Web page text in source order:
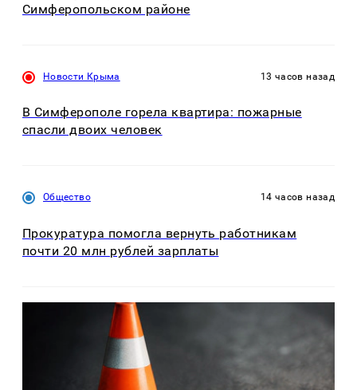
Симферопольском районе
Новости Крыма 13 часов назад
В Симферополе горела квартира: пожарные
спасли двоих человек
Общество 14 часов назад
Прокуратура помогла вернуть работникам
почти 20 млн рублей зарплаты